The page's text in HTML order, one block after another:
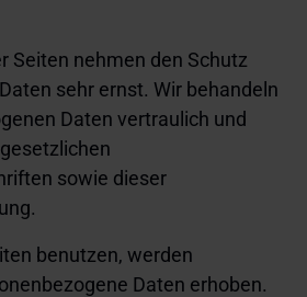
Seiten nehmen den Schutz
sehr ernst. Wir behandeln
Daten vertraulich und
sowie dieser
benutzen, werden
Daten erhoben.